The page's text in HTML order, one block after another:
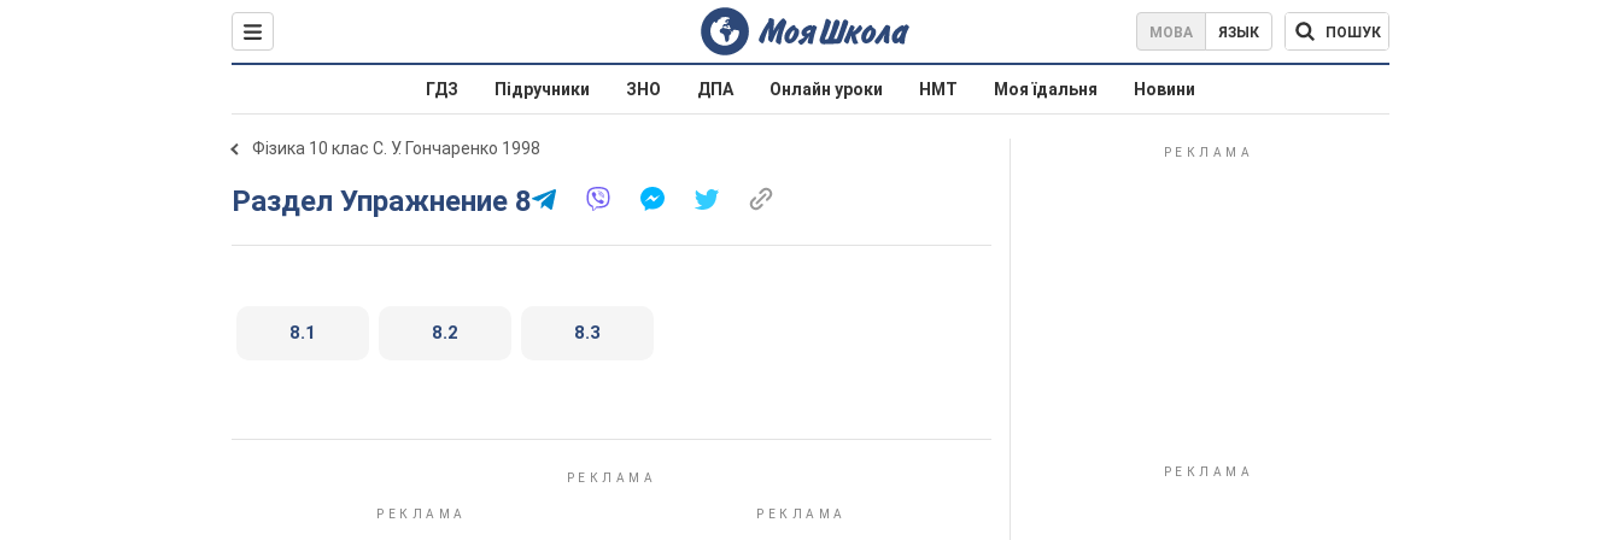
МОВА ЯЗЫК ПОШУК
ГДЗ Підручники ЗНО ДПА Онлайн уроки НМТ Моя їдальня Новини
Фізика 10 клас С. У. Гончаренко 1998
Раздел Упражнение 8
8.1 8.2 8.3